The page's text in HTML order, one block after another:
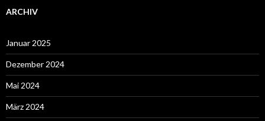
ARCHIV
Januar 2025
Dezember 2024
Mai 2024
März 2024